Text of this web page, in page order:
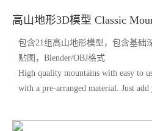
高山地形3D模型 Classic
包含21组高山地形模型，包含基础
贴图，Blender/OBJ格式
High quality mountains with easy to
with a pre-arranged material. Just